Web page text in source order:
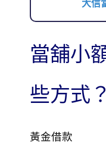
大信
當舖小
些方式？
黃金借款